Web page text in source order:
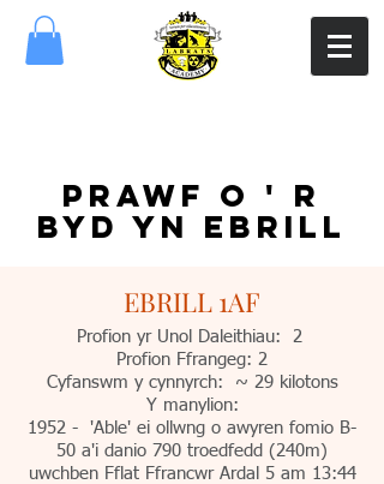
PRAWF O ' R
BYD YN EBRILL
EBRILL 1AF
Profion yr Unol Daleithiau: 2
Profion Ffrangeg: 2
Cyfanswm y cynnyrch: ~ 29 kilotons
Y manylion:
1952 - 'Able' ei ollwng o awyren fomio B-
50 a'i danio 790 troedfedd (240m)
uwchben Fflat Ffrancwr Ardal 5 am 13:44